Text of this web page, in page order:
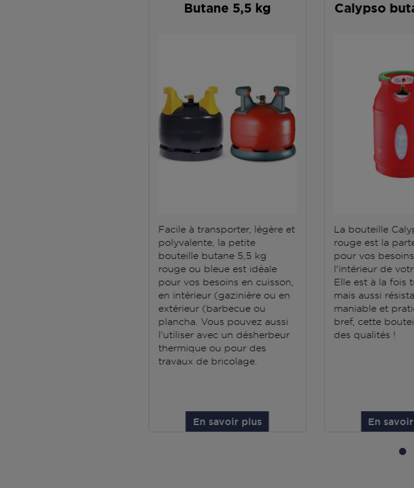
Butane 5,5 kg
Facile à transporter, légère et
polyvalente, la petite
bouteille butane 5,5 kg
rouge ou bleue est idéale
pour vos besoins en cuisson,
en intérieur (gazinière ou en
extérieur (barbecue ou
plancha. Vous pouvez aussi
l'utiliser avec un désherbeur
thermique ou pour des
travaux de bricolage.
En savoir plus
Calypso
La bouteille
rouge est la
pour vos
l'intérieur de
Elle est à la fois
mais aussi
maniable et
bref, cette
des qualités !
En